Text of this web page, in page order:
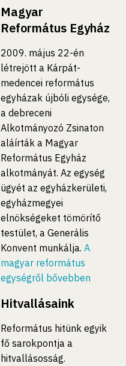
Magyar
Református Egyház
2009. május 22-én
létrejött a Kárpát-
medencei református
egyházak újbóli egysége,
a debreceni
Alkotmányozó Zsinaton
aláírták a Magyar
Református Egyház
alkotmányát. Az egység
ügyét az egyházkerületi,
egyházmegyei
elnökségeket tömörítő
testület, a Generális
Konvent munkálja. A
magyar református
egységről bővebben
Hitvallásaink
Református hitünk egyik
fő sarokpontja a
hitvallásosság.